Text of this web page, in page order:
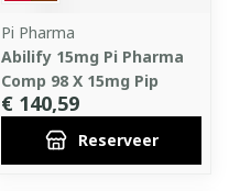
Pi Pharma
Abilify 15mg Pi Pharma
Comp 98 X 15mg Pip
€ 140,59
Reserveer